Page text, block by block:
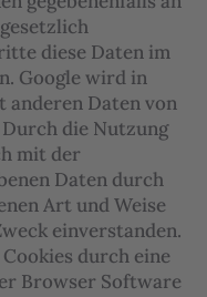
diese Daten im
Google wird in
anderen Daten von
die Nutzung
mit der
Daten durch
Art und Weise
einverstanden.
durch eine
Browser Software